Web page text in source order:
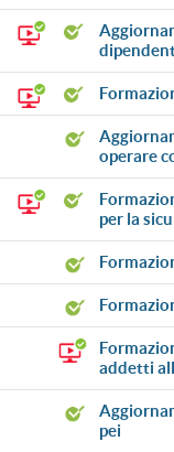
aggiornamento rls - aziende con più di 50
aggiornamento addetti all'uso di ple che possono
operare
formazione per il rappresentante dei lavoratori
per la
formazione specifica basso rischio per lavoratori
addetti
aggiornamento addetti ai lavori elettrici: pes, pav,
pei